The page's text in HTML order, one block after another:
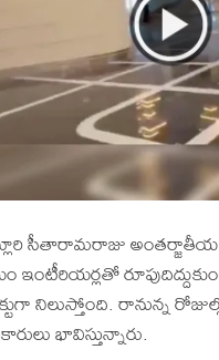
సీతారామరాజు
నిలుస్తోంది. రానున్న
భావిస్తున్నారు.